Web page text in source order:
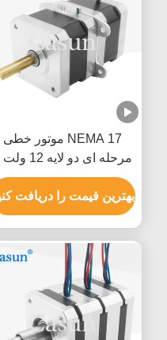
NEMA 17 موتور خطی
مرحله ای دو لایه 12 ولت
موقعیت دقیق
بهترین قیمت را دریافت